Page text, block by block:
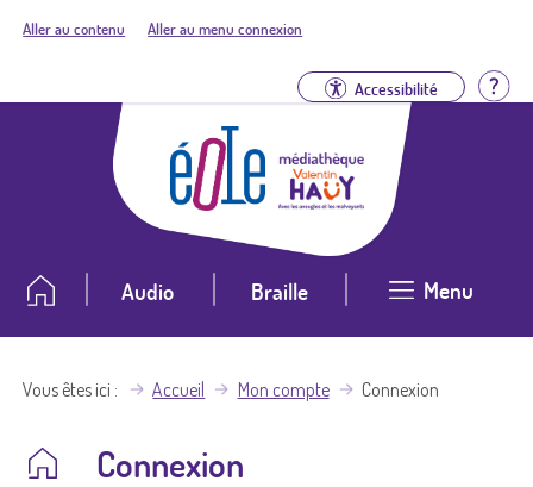
Aller au contenu Aller au menu connexion
Accessibilité
Audio Braille Menu
Vous êtes ici Accueil Mon compte Connexion
Connexion